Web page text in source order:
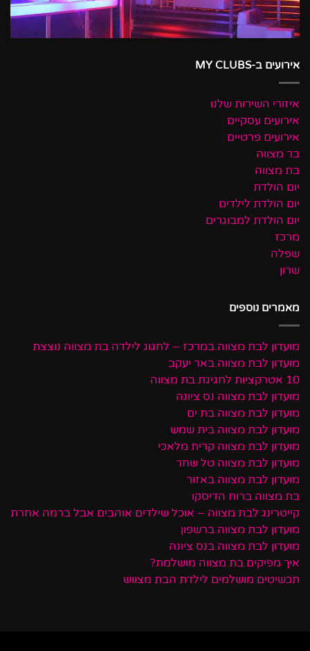
אירועים ב-MY CLUBS
איזורי השירות שלנו
אירועים עסקיים
אירועים פרטיים
בר מצווה
בת מצווה
יום הולדת
יום הולדת לילדים
יום הולדת למבוגרים
מרכז
שפלה
שרון
מאמרים נוספים
מועדון לבת מצווה במרכז – לחגוג לילדה בת מצווה נוצצת
מועדון לבת מצווה באר יעקב
10 אטרקציות לחגיגת בת מצווה
מועדון לבת מצווה נס ציונה
מועדון לבת מצווה בת ים
מועדון לבת מצווה בית שמש
מועדון לבת מצווה קרית מלאכי
מועדון לבת מצווה טל שחר
מועדון לבת מצווה באזור
בת מצווה ברוח הדיסקו
קייטרינג לבת מצווה – אוכל שילדים אוהבים אבל ברמה אחרת
מועדון לבת מצווה ברשפון
מועדון לבת מצווה בנס ציונה
איך מפיקים בת מצווה מושלמת?
תכשיטים מושלמים לילדת הבת מצווש